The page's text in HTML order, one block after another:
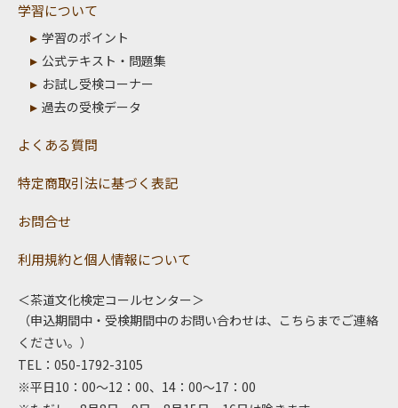
学習について
学習のポイント
公式テキスト・問題集
お試し受検コーナー
過去の受検データ
よくある質問
特定商取引法に基づく表記
お問合せ
利用規約と個人情報について
＜茶道文化検定コールセンター＞
（申込期間中・受検期間中のお問い合わせは、こちらまでご連絡
ください。）
TEL：050-1792-3105
※平日10：00～12：00、14：00～17：00